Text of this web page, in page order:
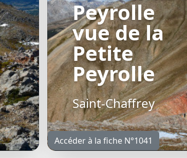
Peyrolle
vue de la
Petite
Peyrolle
Saint-Chaffrey
Accéder à la fiche N°1041